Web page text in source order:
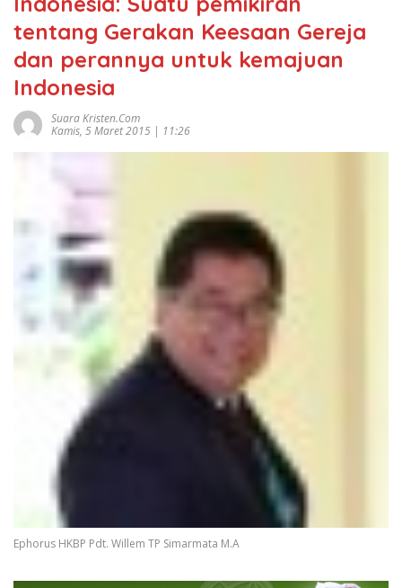
tentang Gerakan Keesaan Gereja
dan perannya untuk kemajuan
Indonesia
Suara Kristen.com
Kamis, 5 Maret 2015 | 11:26
Ephorus HKBP Pdt. Willem TP Simarmata M.A